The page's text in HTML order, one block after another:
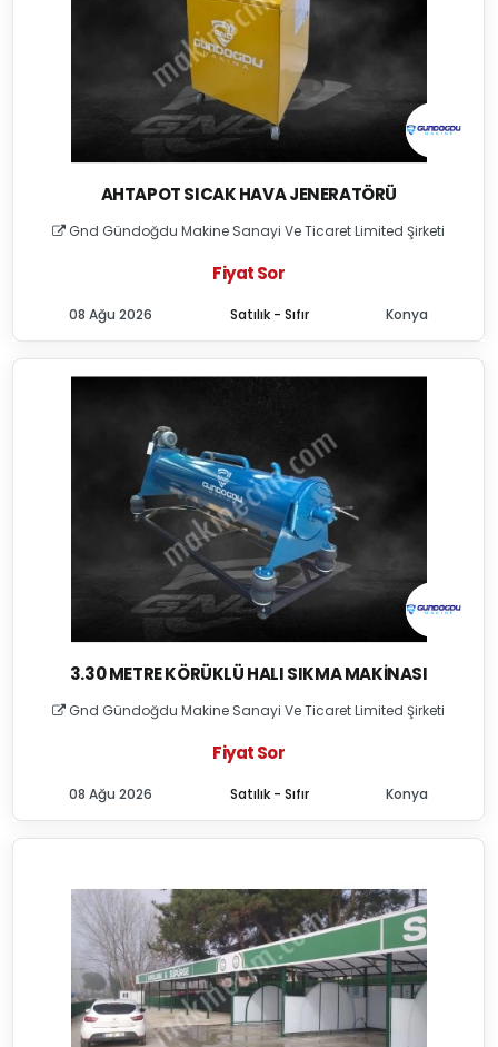
AHTAPOT SICAK HAVA JENERATÖRÜ
Gnd Gündoğdu Makine Sanayi Ve Ticaret Limited Şirketi
Fiyat Sor
Satılık - Sıfır
08 Ağu 2026 Konya
3.30 METRE KÖRÜKLÜ HALI SIKMA MAKINASI
Gnd Gündoğdu Makine Sanayi Ve Ticaret Limited Şirketi
Fiyat Sor
Satılık - Sıfır
08 Ağu 2026 Konya